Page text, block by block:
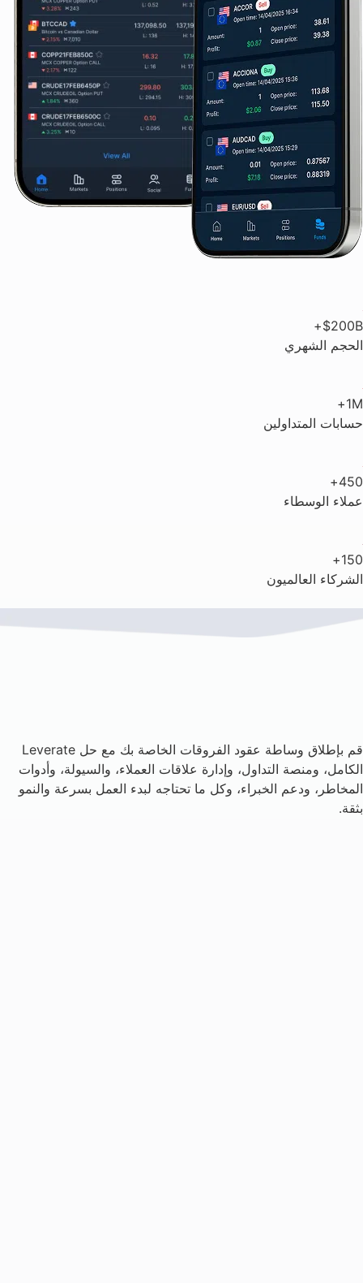
$200B+
الحجم الشهري
1M+
حسابات المتداولين
450+
عملاء الوسطاء
150+
الشركاء العالميون
قم بإطلاق وساطة عقود الفروقات الخاصة بك مع حل Leverate
الكامل، ومنصة التداول، وإدارة علاقات العملاء، والسيولة، وأدوات
المخاطر، ودعم الخبراء، وكل ما تحتاجه لبدء العمل بسرعة والنمو
بثقة.